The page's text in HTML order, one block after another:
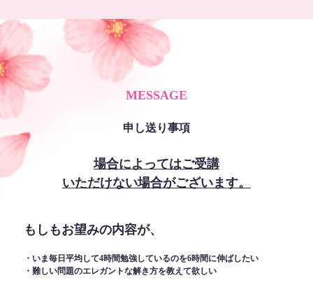
MESSAGE
申し送り事項
場合によってはご受講
いただけない場合がございます。
もしもお望みの内容が、
・いま毎日平均して4時間勉強しているのを6時間に伸ばしたい
・難しい問題のエレガントな解き方を教えて欲しい